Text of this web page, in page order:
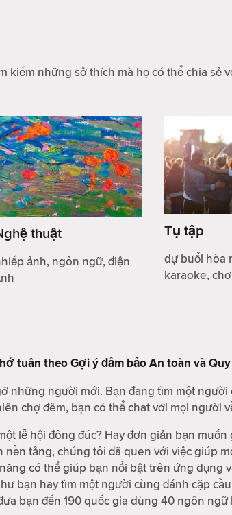
kiếm những sở thích mà họ có thể chia sẻ
thuật
ảnh, ngôn ngữ, điện
Tụ tập
dự buổi hòa
karaoke,
tuân theoGợi ý đảm bảo An toàn và
những người mới. Bạn đang tìm một
chợ đêm, bạn có thể chat với mọi người
lễ hội đông đúc? Hay đơn giản bạn
tảng, chúng tôi đã quen với việc giúp
có thể giúp bạn nổi bật trên ứng dụng
bạn hay tìm một người cùng đánh cặp
bạn đến 190 quốc gia dùng 40 ngôn